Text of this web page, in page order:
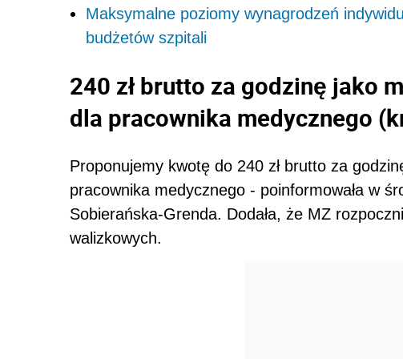
Maksymalne poziomy wynagrodzeń
budżetów szpitali
240 zł brutto za godzinę jako
dla pracownika medycznego
Proponujemy kwotę do 240 zł brutto za
pracownika medycznego - poinformowała w
Sobierańska-Grenda. Dodała, że MZ
walizkowych.